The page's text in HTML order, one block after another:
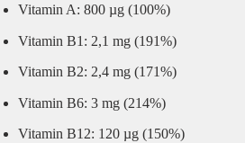
Vitamin A: 800 µg (100%)
Vitamin B1: 2,1 mg (191%)
Vitamin B2: 2,4 mg (171%)
Vitamin B6: 3 mg (214%)
Vitamin B12: 120 µg (150%)